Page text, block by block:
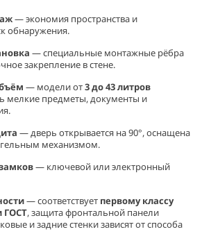
— экономия пространства и
обнаружения.
— специальные монтажные рёбра
закрепление в стене.
— модели от3 до 43 литров
мелкие предметы, документы и
— дверь открывается на 90°, оснащена
механизмом.
— ключевой или электронный
— соответствует первому классу
ГОСТ, защита фронтальной панели
и задние стенки зависят от способа